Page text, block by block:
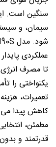
سنگین است.
سیمان، و
عملکردی
تا مصرف
یکنواختی را
تعمیرات،
کاهش پیدا می
مطمئن،
قدرتمند و